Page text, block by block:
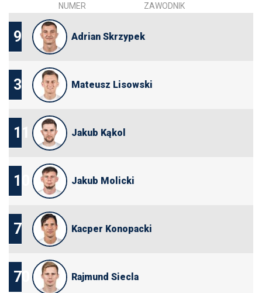
NUMER ZAWODNIK
9 Adrian Skrzypek
3 Mateusz Lisowski
11 Jakub Kąkol
10 Jakub Molicki
7 Kacper Konopacki
70 Rajmund Siecla